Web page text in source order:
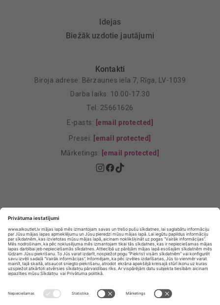
Idejas
Biežāk uzdotie jautājumi
Kontakti
Biroja adrese: Bērzaunes iela 7, Rīga, LV-1039
Darba laiks: 10.00-17.30
Tel: 25661626
E-pasts: [email protected]
Presei: [email protected]
Mārketings: [email protected]
Privātuma Iestatījumi
E-veikala lietošanas noteikumi